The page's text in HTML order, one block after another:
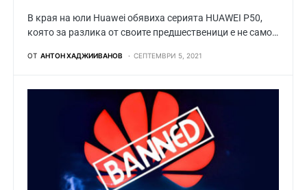
В края на юли Huawei обявиха серията HUAWEI P50,
която за разлика от своите предшественици е не само…
ОТ АНТОН ХАДЖИИВАНОВ СЕПТЕМВРИ 5, 2021